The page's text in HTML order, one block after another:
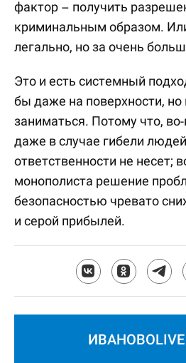
фактор – получить
криминальным образом.
легально, но за очень
Это и есть системный
бы даже на поверхности, но
заниматься. Потому что,
даже в случае гибели
ответственности не несет;
монополиста решение
безопасностью чревато
и серой прибылей.
ИВАНОВОLIVE